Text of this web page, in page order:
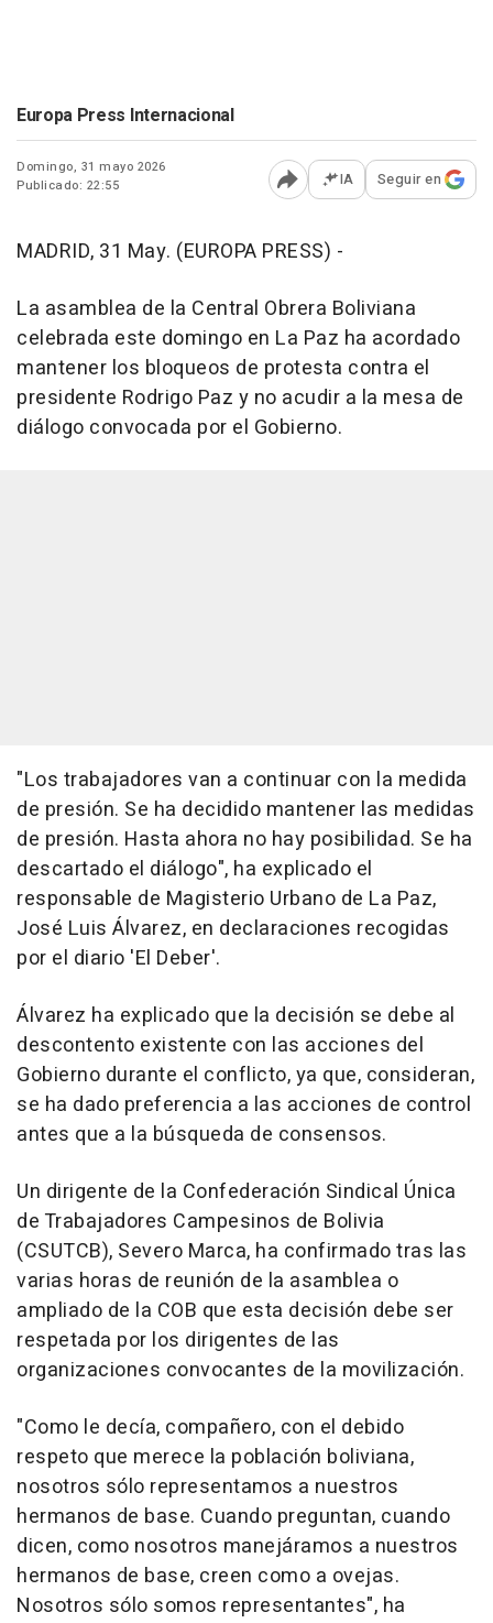
Europa Press Internacional
Domingo, 31 mayo 2026
Publicado: 22:55
Abrir opciones para
IA Seguir en
MADRID, 31 May. (EUROPA PRESS) -
La asamblea de la Central Obrera Boliviana
celebrada este domingo en La Paz ha acordado
mantener los bloqueos de protesta contra el
presidente Rodrigo Paz y no acudir a la mesa de
diálogo convocada por el Gobierno.
"Los trabajadores van a continuar con la medida
de presión. Se ha decidido mantener las medidas
de presión. Hasta ahora no hay posibilidad. Se ha
descartado el diálogo", ha explicado el
responsable de Magisterio Urbano de La Paz,
José Luis Álvarez, en declaraciones recogidas
por el diario 'El Deber'.
Álvarez ha explicado que la decisión se debe al
descontento existente con las acciones del
Gobierno durante el conflicto, ya que, consideran,
se ha dado preferencia a las acciones de control
antes que a la búsqueda de consensos.
Un dirigente de la Confederación Sindical Única
de Trabajadores Campesinos de Bolivia
(CSUTCB), Severo Marca, ha confirmado tras las
varias horas de reunión de la asamblea o
ampliado de la COB que esta decisión debe ser
respetada por los dirigentes de las
organizaciones convocantes de la movilización.
"Como le decía, compañero, con el debido
respeto que merece la población boliviana,
nosotros sólo representamos a nuestros
hermanos de base. Cuando preguntan, cuando
dicen, como nosotros manejáramos a nuestros
hermanos de base, creen como a ovejas.
Nosotros sólo somos representantes", ha